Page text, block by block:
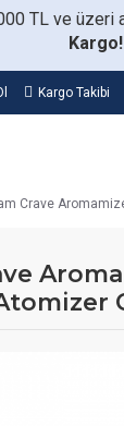
TL ve üzeri
Kargo!
Kargo Takibi
Crave